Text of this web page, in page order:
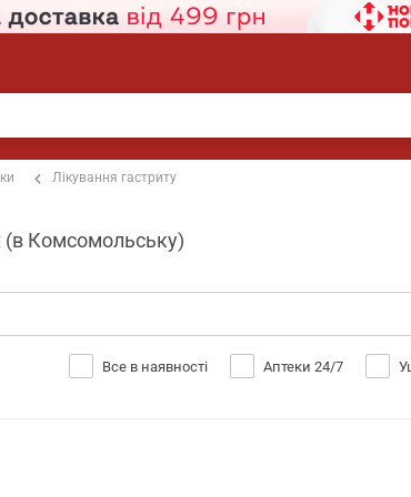
Лікування гастриту
(в Комсомольську)
Все в наявності Аптеки 24/7